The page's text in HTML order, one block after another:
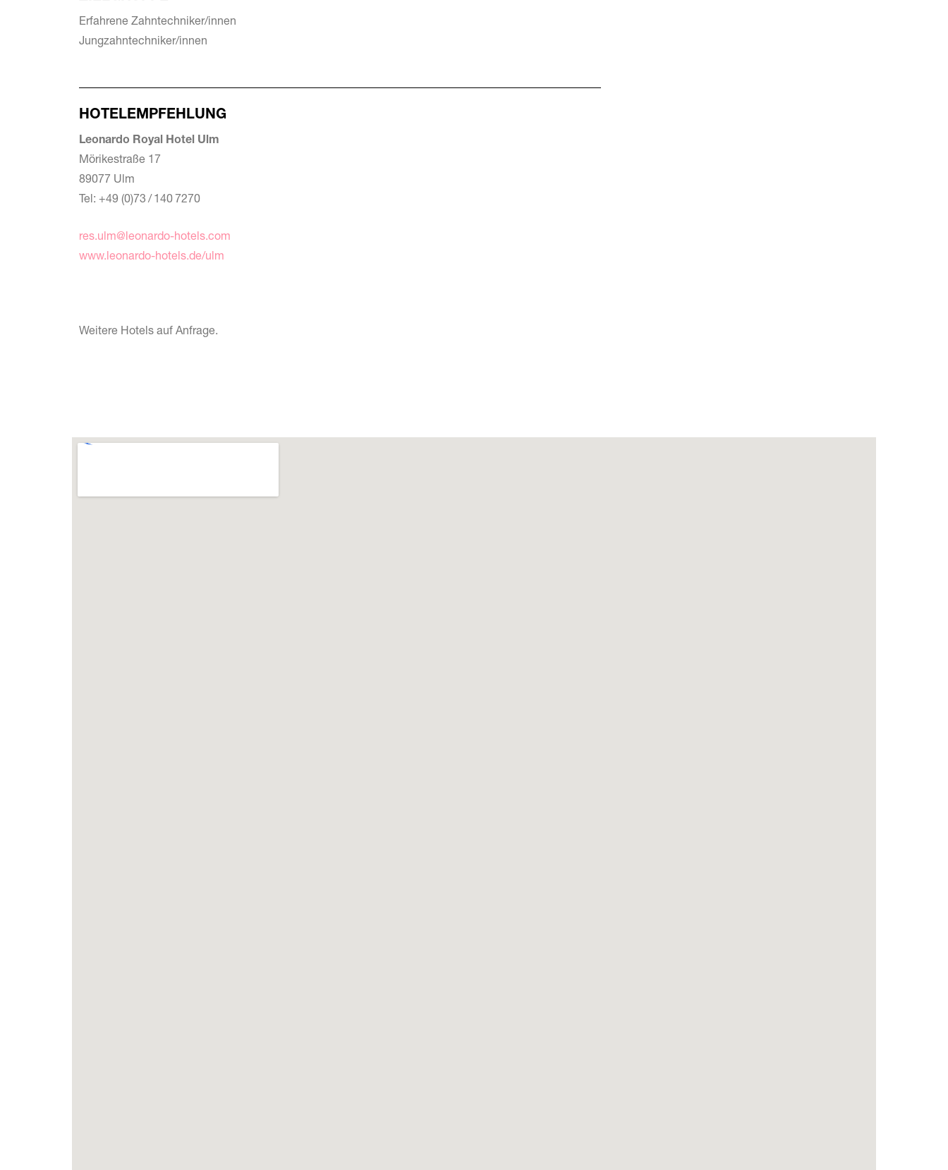
Erfahrene Zahntechniker/innen
Jungzahntechniker/innen
HOTELEMPFEHLUNG
Leonardo Royal Hotel Ulm
Mörikestraße 17
89077 Ulm
Tel: +49 (0)73 / 140 7270
res.ulm@leonardo-hotels.com
www.leonardo-hotels.de/ulm
Weitere Hotels auf Anfrage.